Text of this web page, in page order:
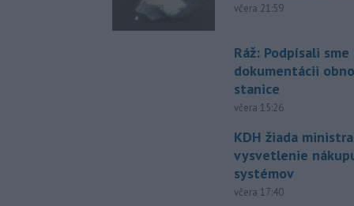
včera 21:59
Ráž: Podpísali
dokumentácii
stanice
včera 15:26
KDH žiada
vysvetlenie
systémov
včera 17:40